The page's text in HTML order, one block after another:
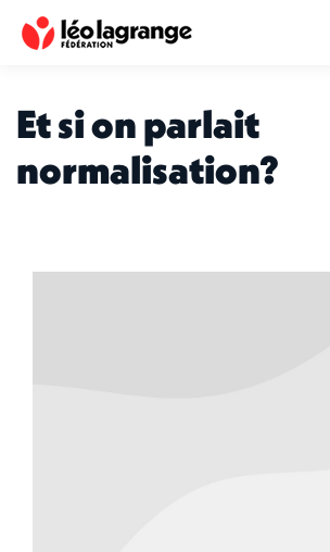
Et si on parlait
normalisation?